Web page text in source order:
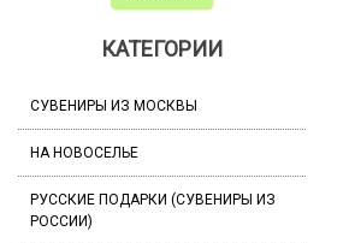
КАТЕГОРИИ
СУВЕНИРЫ ИЗ МОСКВЫ
НА НОВОСЕЛЬЕ
РУССКИЕ ПОДАРКИ (СУВЕНИРЫ ИЗ
РОССИИ)